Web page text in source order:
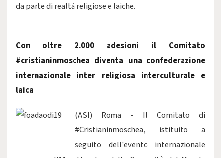
da parte di realtà religiose e laiche.
Con oltre 2.000 adesioni il Comitato
#cristianinmoschea diventa una confederazione
internazionale inter religiosa interculturale e
laica
(ASI) Roma - Il Comitato di
#Cristianinmoschea, istituito a
seguito dell'evento internazionale